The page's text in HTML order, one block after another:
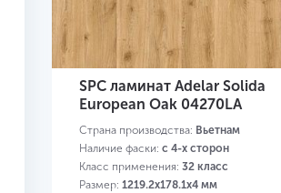
SPC ламинат Adelar Solida
European Oak 04270LA
Страна производства: Вьетнам
Наличие фаски: с 4-х сторон
Класс применения: 32 класс
Размер: 1219.2х178.1х4 мм